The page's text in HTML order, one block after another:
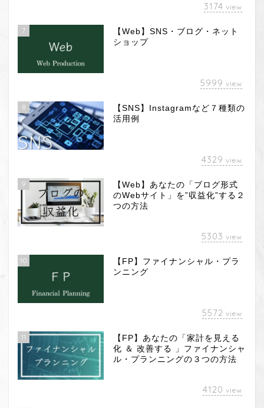
3174 view
7
【Web】SNS・ブログ・ネット
ショップ
5999 view
8
【SNS】Instagramなど７種類の
活用例
4329 view
9
【Web】あなたの「ブログ形式
のWebサイト」を”収益化”する２
つの方法
5303 view
10
【FP】ファイナンシャル・プラ
ンニング
5572 view
11
【FP】あなたの「家計を見える
化 ＆ 改善する 」ファイナンシャ
ル・プランニングの３つの方法
4120 view